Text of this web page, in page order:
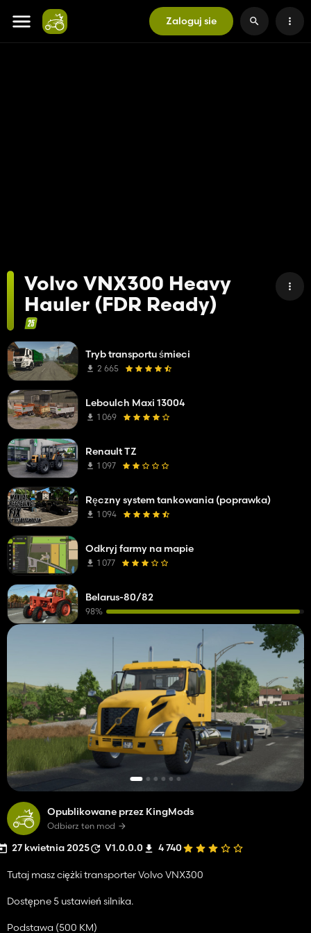
Zaloguj sie
Volvo VNX300 Heavy
Hauler (FDR Ready)
Opublikowane przez KingMods
Odbierz ten mod
27 kwietnia 2025 V1.0.0.0 4 740
Tutaj masz ciężki transporter Volvo VNX300
Dostępne 5 ustawień silnika.
Podstawa (500 KM)
Tryb transportu śmieci
2 665
Leboulch Maxi 13004
1 069
Renault TZ
1 097
Ręczny system tankowania (poprawka)
1 094
Odkryj farmy na mapie
1 077
Belarus-80/82
98%